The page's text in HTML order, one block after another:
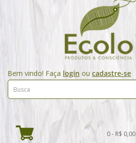
Bem vindo! Faça login ou cadastre-se
0 - R$ 0,00